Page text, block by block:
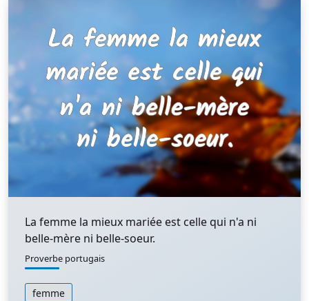
La femme la mieux mariée est celle qui n'a ni
belle-mère ni belle-soeur.
Proverbe portugais
femme